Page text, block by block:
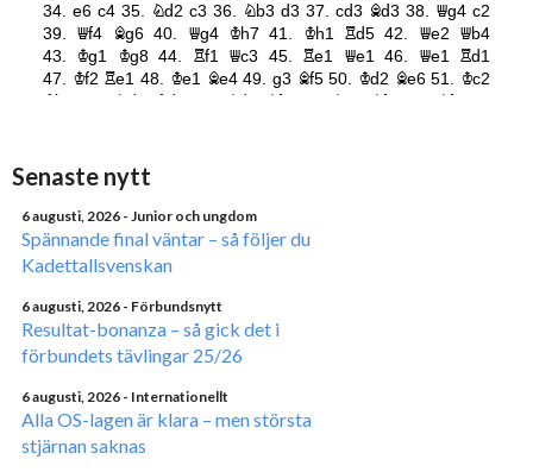
Senaste nytt
6 augusti, 2026 - Junior och ungdom
Spännande final väntar – så följer du
Kadettallsvenskan
6 augusti, 2026 - Förbundsnytt
Resultat-bonanza – så gick det i
förbundets tävlingar 25/26
6 augusti, 2026 - Internationellt
Alla OS-lagen är klara – men största
stjärnan saknas